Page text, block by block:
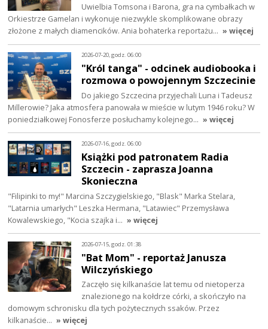
Uwielbia Tomsona i Barona, gra na cymbałkach w
Orkiestrze Gamelan i wykonuje niezwykle skomplikowane obrazy
złożone z małych diamencików. Ania bohaterka reportażu… » więcej
2026-07-20, godz. 06:00
"Król tanga" - odcinek audiobooka i
rozmowa o powojennym Szczecinie
Do jakiego Szczecina przyjechali Luna i Tadeusz
Millerowie? Jaka atmosfera panowała w mieście w lutym 1946 roku? W
poniedziałkowej Fonosferze posłuchamy kolejnego… » więcej
2026-07-16, godz. 06:00
Książki pod patronatem Radia
Szczecin - zaprasza Joanna
Skonieczna
"Filipinki to my!" Marcina Szczygielskiego, "Blask" Marka Stelara,
"Latarnia umarłych" Leszka Hermana, "Latawiec" Przemysława
Kowalewskiego, "Kocia szajka i… » więcej
2026-07-15, godz. 01:38
"Bat Mom" - reportaż Janusza
Wilczyńskiego
Zaczęło się kilkanaście lat temu od nietoperza
znalezionego na kołdrze córki, a skończyło na
domowym schronisku dla tych pożytecznych ssaków. Przez
kilkanaście… » więcej